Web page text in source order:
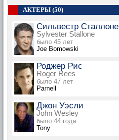
АКТЕРЫ (50)
Сильвестр Сталлоне
Sylvester Stallone
было 45 лет
Joe Bomowski
Роджер Рис
Roger Rees
было 47 лет
Parnell
Джон Уэсли
John Wesley
было 44 года
Tony